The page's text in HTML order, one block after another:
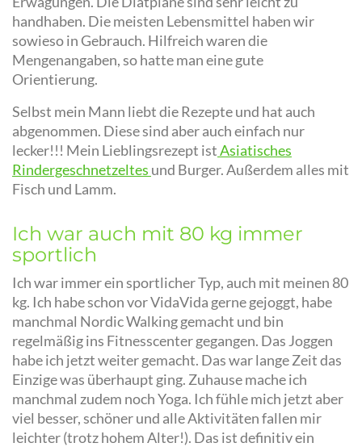
handhaben. Die meisten Lebensmittel haben wir
sowieso in Gebrauch. Hilfreich waren die
Mengenangaben, so hatte man eine gute
Orientierung.
Selbst mein Mann liebt die Rezepte und hat auch
abgenommen. Diese sind aber auch einfach nur
lecker!!! Mein Lieblingsrezept istAsiatisches
Rindergeschnetzeltes und Burger. Außerdem alles mit
Fisch und Lamm.
Ich war auch mit 80 kg immer
sportlich
Ich war immer ein sportlicher Typ, auch mit meinen 80
kg. Ich habe schon vor VidaVida gerne gejoggt, habe
manchmal Nordic Walking gemacht und bin
regelmäßig ins Fitnesscenter gegangen. Das Joggen
habe ich jetzt weiter gemacht. Das war lange Zeit das
Einzige was überhaupt ging. Zuhause mache ich
manchmal zudem noch Yoga. Ich fühle mich jetzt aber
viel besser, schöner und alle Aktivitäten fallen mir
leichter (trotz hohem Alter!). Das ist definitiv ein